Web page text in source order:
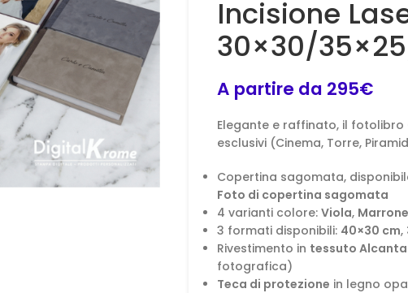
Incisione
30×30/
A partire da 295€
Elegante e raffinato, il fotolibro
esclusivi (Cinema, Torre,
Copertina sagomata,
Foto di copertina sagomata
4 varianti colore: Viola, Marrone
3 formati disponibili: 40×30 cm,
Rivestimento in tessuto
fotografica)
Teca di protezione in legno